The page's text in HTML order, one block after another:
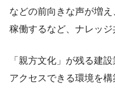
などの前向きな声が増
稼働するなど、ナレッジ
「親方文化」が残る建
アクセスできる環境を